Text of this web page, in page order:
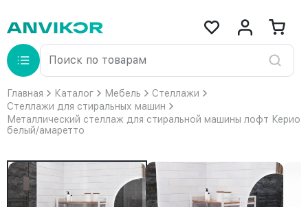
Главная Каталог Мебель
Стеллажи
Стеллажи для стиральных машин
Металлический стеллаж для стиральной машины лофт Керио
белый/амаретто